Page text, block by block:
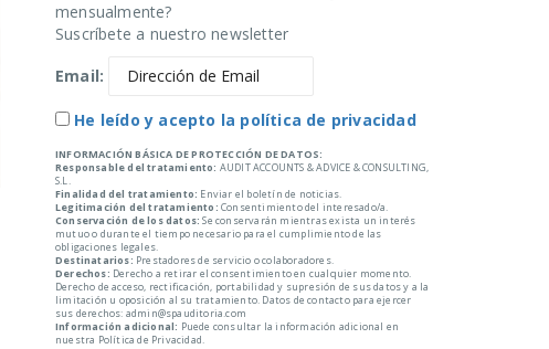
mensualmente?
Suscríbete a nuestro newsletter
Email:
He leído y acepto la política de privacidad
INFORMACIÓN BÁSICA DE PROTECCIÓN DE DATOS:
Responsable del tratamiento: AUDIT ACCOUNTS & ADVICE & CONSULTING,
S.L.
Finalidad del tratamiento: Enviar el boletín de noticias.
Legitimación del tratamiento: Consentimiento del interesado/a.
Conservación de los datos: Se conservarán mientras exista un interés
mutuo o durante el tiempo necesario para el cumplimiento de las
obligaciones legales.
Destinatarios: Prestadores de servicio o colaboradores.
Derechos: Derecho a retirar el consentimiento en cualquier momento.
Derecho de acceso, rectificación, portabilidad y supresión de sus datos y a la
limitación u oposición al su tratamiento. Datos de contacto para ejercer
sus derechos: admin@spauditoria.com
Información adicional: Puede consultar la información adicional en
nuestra Política de Privacidad.